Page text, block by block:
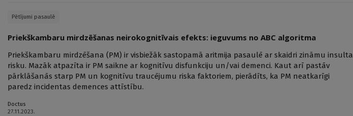
Pētījumi pasaulē
Priekškambaru mirdzēšanas neirokognitīvais efekts: ieguvums no ABC algoritma
Priekškambaru mirdzēšana (PM) ir visbiežāk sastopamā aritmija pasaulē ar skaidri zināmu insulta
risku. Mazāk atpazīta ir PM saikne ar kognitīvu disfunkciju un/vai demenci. Kaut arī pastāv
pārklāšanās starp PM un kognitīvu traucējumu riska faktoriem, pierādīts, ka PM neatkarīgi
paredz incidentas demences attīstību.
Doctus
27.11.2023.